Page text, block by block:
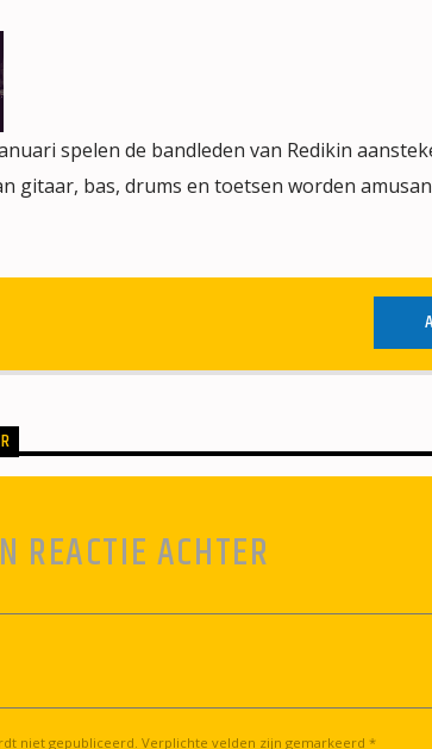
spelen de bandleden van Redikin
gitaar, bas, drums en toetsen worden
REACTIE ACHTER
niet gepubliceerd. Verplichte velden zijn gemarkeerd *